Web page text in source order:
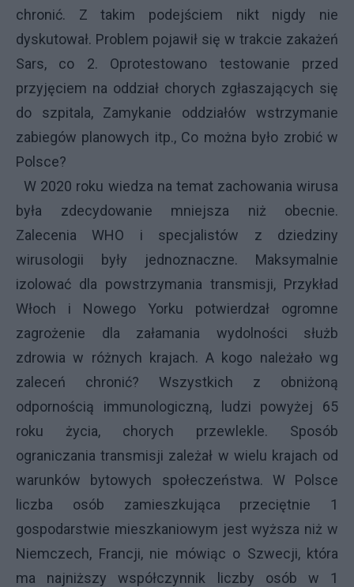
chronić. Z takim podejściem nikt nigdy nie
dyskutował. Problem pojawił się w trakcie zakażeń
Sars, co 2. Oprotestowano testowanie przed
przyjęciem na oddział chorych zgłaszających się
do szpitala, Zamykanie oddziałów wstrzymanie
zabiegów planowych itp., Co można było zrobić w
Polsce?
W 2020 roku wiedza na temat zachowania wirusa
była zdecydowanie mniejsza niż obecnie.
Zalecenia WHO i specjalistów z dziedziny
wirusologii były jednoznaczne. Maksymalnie
izolować dla powstrzymania transmisji, Przykład
Włoch i Nowego Yorku potwierdzał ogromne
zagrożenie dla załamania wydolności służb
zdrowia w różnych krajach. A kogo należało wg
zaleceń chronić? Wszystkich z obniżoną
odpornością immunologiczną, ludzi powyżej 65
roku życia, chorych przewlekle. Sposób
ograniczania transmisji zależał w wielu krajach od
warunków bytowych społeczeństwa. W Polsce
liczba osób zamieszkująca przeciętnie 1
gospodarstwie mieszkaniowym jest wyższa niż w
Niemczech, Francji, nie mówiąc o Szwecji, która
ma najniższy współczynnik liczby osób w 1